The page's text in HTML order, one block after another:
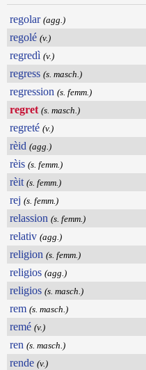
regolar (agg.)
regolé (v.)
regredì (v.)
regress (s. masch.)
regression (s. femm.)
regret (s. masch.)
regreté (v.)
rèid (agg.)
rèis (s. femm.)
rèit (s. femm.)
rej (s. femm.)
relassion (s. femm.)
relativ (agg.)
religion (s. femm.)
religios (agg.)
religios (s. masch.)
rem (s. masch.)
remé (v.)
ren (s. masch.)
rende (v.)